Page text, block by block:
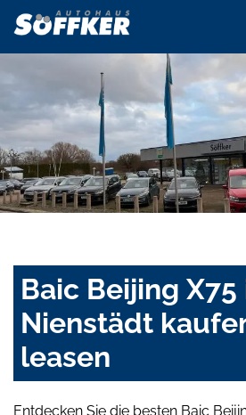
Baic Beijing X75
Nienstädt
leasen
Entdecken Sie die besten Baic